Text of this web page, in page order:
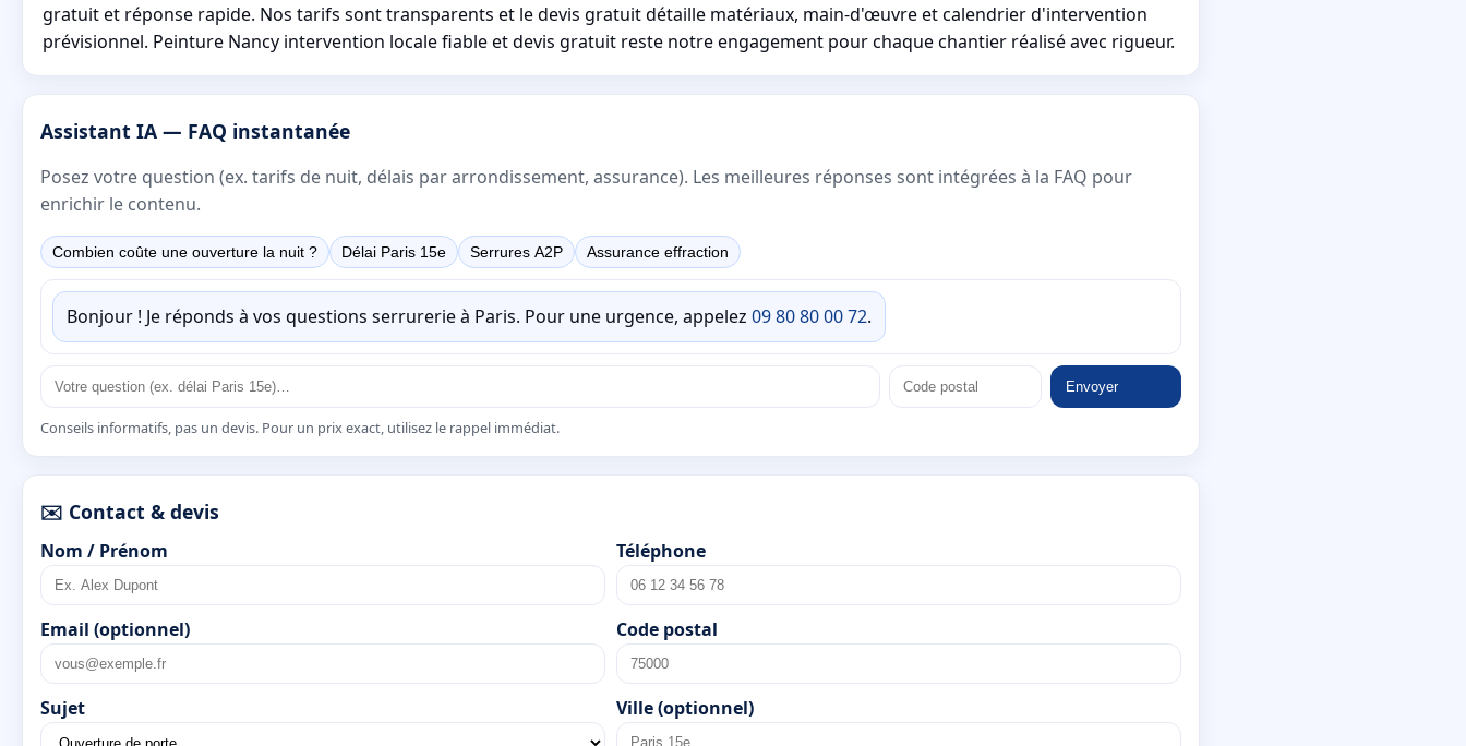
gratuit et réponse rapide. Nos tarifs sont transparents et le devis gratuit détaille matériaux, main-d'œuvre et calendrier d'intervention
prévisionnel. Peinture Nancy intervention locale fiable et devis gratuit reste notre engagement pour chaque chantier réalisé avec rigueur.
Assistant IA — FAQ instantanée
Posez votre question (ex. tarifs de nuit, délais par arrondissement, assurance). Les meilleures réponses sont intégrées à la FAQ pour
enrichir le contenu.
Combien coûte une ouverture la nuit ? Délai Paris 15e Serrures A2P Assurance effraction
Bonjour ! Je réponds à vos questions serrurerie à Paris. Pour une urgence, appelez 09 80 80 00 72.
Envoyer
Conseils informatifs, pas un devis. Pour un prix exact, utilisez le rappel immédiat.
✉️ Contact & devis
Nom / Prénom Téléphone
Email (optionnel) Code postal
Sujet Ville (optionnel)